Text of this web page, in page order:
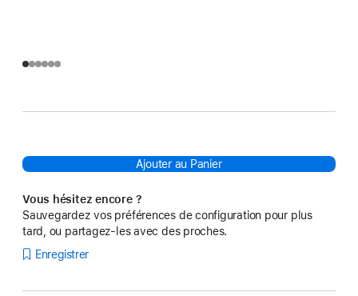
Ajouter au Panier
Vous hésitez encore ?
Sauvegardez vos préférences de configuration pour plus
tard, ou partagez-les avec des proches.
Enregistrer